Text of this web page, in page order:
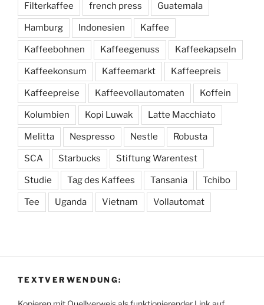
Filterkaffee french press Guatemala
Hamburg Indonesien Kaffee
Kaffeebohnen Kaffeegenuss Kaffeekapseln
Kaffeekonsum Kaffeemarkt Kaffeepreis
Kaffeepreise Kaffeevollautomaten Koffein
Kolumbien Kopi Luwak Latte Macchiato
Melitta Nespresso Nestle Robusta
SCA Starbucks Stiftung Warentest
Studie Tag des Kaffees Tansania Tchibo
Tee Uganda Vietnam Vollautomat
TEXTVERWENDUNG: